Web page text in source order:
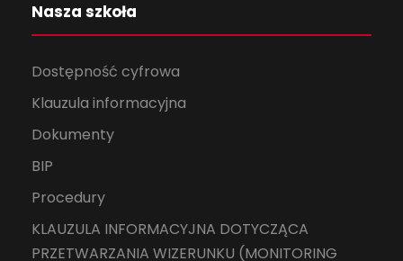
Nasza szkoła
Dostępność cyfrowa
Klauzula informacyjna
Dokumenty
BIP
Procedury
KLAUZULA INFORMACYJNA DOTYCZĄCA
PRZETWARZANIA WIZERUNKU (MONITORING